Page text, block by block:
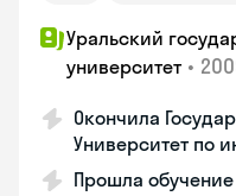
Уральский
университет •
Окончила
Университет по
Прошла